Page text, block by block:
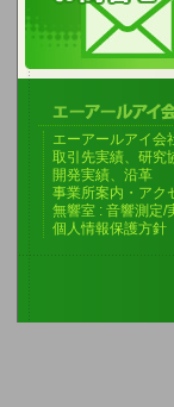
エーアールアイ会
取引先実績、研究
開発実績、沿革
事業所案内・アク
無響室 : 音響測定/
個人情報保護方針